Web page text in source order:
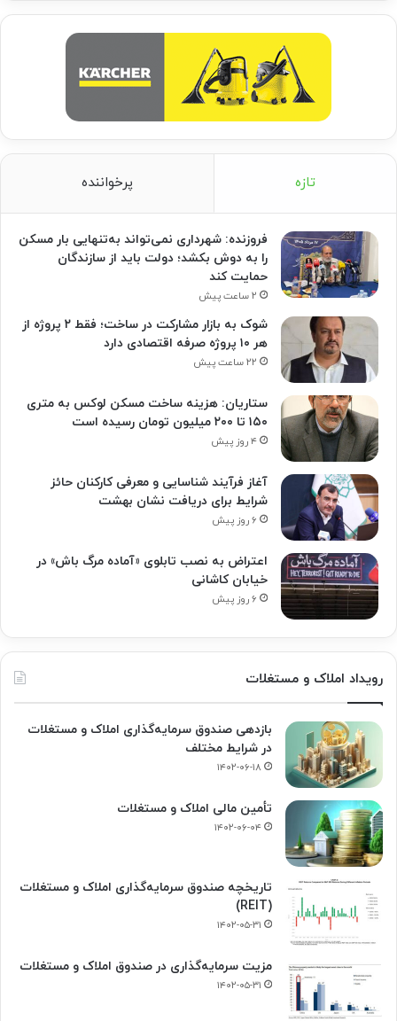
تازه پرخواننده
فروزنده: شهرداری نمی‌تواند به‌تنهایی بار مسکن
را به دوش بکشد؛ دولت باید از سازندگان
حمایت کند
۲ ساعت پیش
شوک به بازار مشارکت در ساخت؛ فقط ۲ پروژه از
هر ۱۰ پروژه صرفه اقتصادی دارد
۲۲ ساعت پیش
ستاریان: هزینه ساخت مسکن لوکس به متری
۱۵۰ تا ۲۰۰ میلیون تومان رسیده است
۴ روز پیش
آغاز فرآیند شناسایی و معرفی کارکنان حائز
شرایط برای دریافت نشان بهشت
۶ روز پیش
اعتراض به نصب تابلوی «آماده مرگ باش» در
خیابان کاشانی
۶ روز پیش
رویداد املاک و مستغلات
بازدهی صندوق سرمایه‌گذاری املاک و مستغلات
در شرایط مختلف
۱۴۰۲-۰۶-۱۸
تأمین مالی املاک و مستغلات
۱۴۰۲-۰۶-۰۴
تاریخچه صندوق سرمایه‌گذاری املاک و مستغلات
(REIT)
۱۴۰۲-۰۵-۳۱
مزیت سرمایه‌گذاری در صندوق املاک و مستغلات
۱۴۰۲-۰۵-۳۱